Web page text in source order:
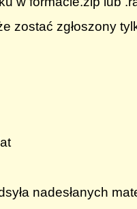
zostać zgłoszony
nadesłanych